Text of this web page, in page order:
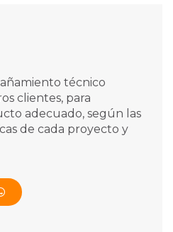
técnico
clientes, para
adecuado, según las
de cada proyecto y